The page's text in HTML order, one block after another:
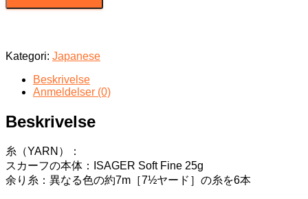
Kategori: Japanese
Beskrivelse
Anmeldelser (0)
Beskrivelse
糸（YARN）：
スカーフの本体：ISAGER Soft Fine 25g
余り糸：異なる色の約7m［7½ヤード］の糸を6本